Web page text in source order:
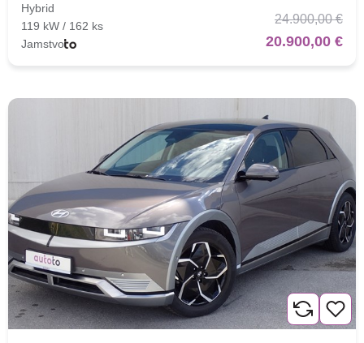
Hybrid
119 kW / 162 ks
Jamstvo
24.900,00 €
20.900,00 €